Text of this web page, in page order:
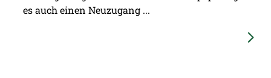
es auch einen Neuzugang ...